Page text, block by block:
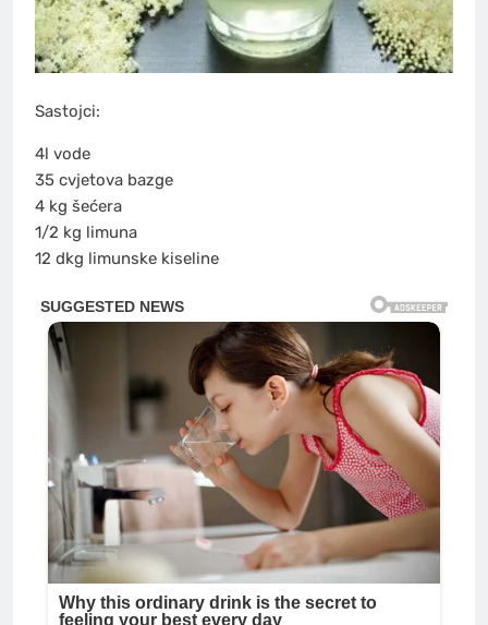
Sastojci:
4l vode
35 cvjetova bazge
4 kg šećera
1/2 kg limuna
12 dkg limunske kiseline